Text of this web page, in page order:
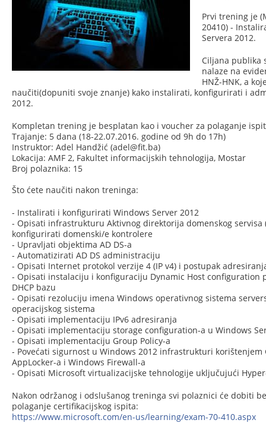
Prvi trening je
20410) -
Servera 2012.
Ciljana publika
nalaze na
HNŽ-HNK, a
naučiti(dopuniti svoje znanje) kako instalirati, konfigurirati i
2012.
Kompletan trening je besplatan kao i voucher za polaganje
Trajanje: 5 dana (18-22.07.2016. godine od 9h do 17h)
Instruktor: Adel Handžić (adel@fit.ba)
Lokacija: AMF 2, Fakultet informacijskih tehnologija, Mostar
Broj polaznika: 15
Što ćete naučiti nakon treninga:
- Instalirati i konfigurirati Windows Server 2012
- Opisati infrastrukturu Aktivnog direktorija domenskog servisa
konfigurirati domenski/e kontrolere
- Upravljati objektima AD DS-a
- Automatizirati AD DS administraciju
- Opisati Internet protokol verzije 4 (IP v4) i postupak
- Opisati instalaciju i konfiguraciju Dynamic Host configuration
DHCP bazu
- Opisati rezoluciju imena Windows operativnog sistema
operacijskog sistema
- Opisati implementaciju IPv6 adresiranja
- Opisati implementaciju storage configuration-a u Windows
- Opisati implementaciju Group Policy-a
- Povećati sigurnost u Windows 2012 infrastrukturi korištenjem
AppLocker-a i Windows Firewall-a
- Opisati Microsoft virtualizacijske tehnologije uključujući
Nakon održanog i odslušanog treninga svi polaznici će dobiti
polaganje certifikacijskog ispita:
https://www.microsoft.com/en-us/learning/exam-70-410.aspx